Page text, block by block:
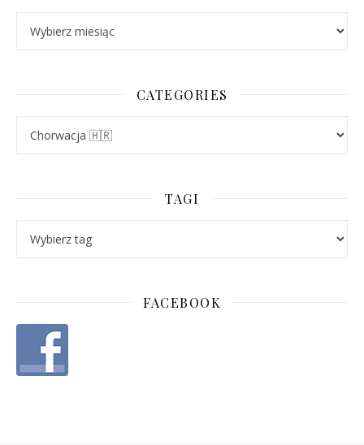
CATEGORIES
TAGI
FACEBOOK